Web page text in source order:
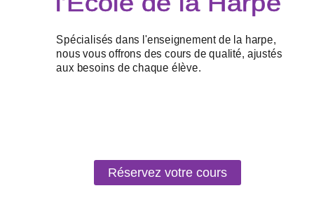
Réservez votre cours